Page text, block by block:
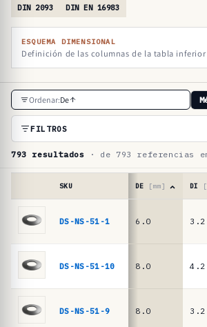
DIN 2093 DIN EN 16983
ESQUEMA DIMENSIONAL
Definición de las columnas de la tabla inferior
T
a
l
a
e
e
Ordenar:De
FILTROS
793 resultados · de 793 referencias
muelles
platillo
2093
SKU DE [mm] DI
DS-NS-51-1 6.0 3.2
DS-NS-51-10 8.0 4.2
DS-NS-51-9 8.0 3.2